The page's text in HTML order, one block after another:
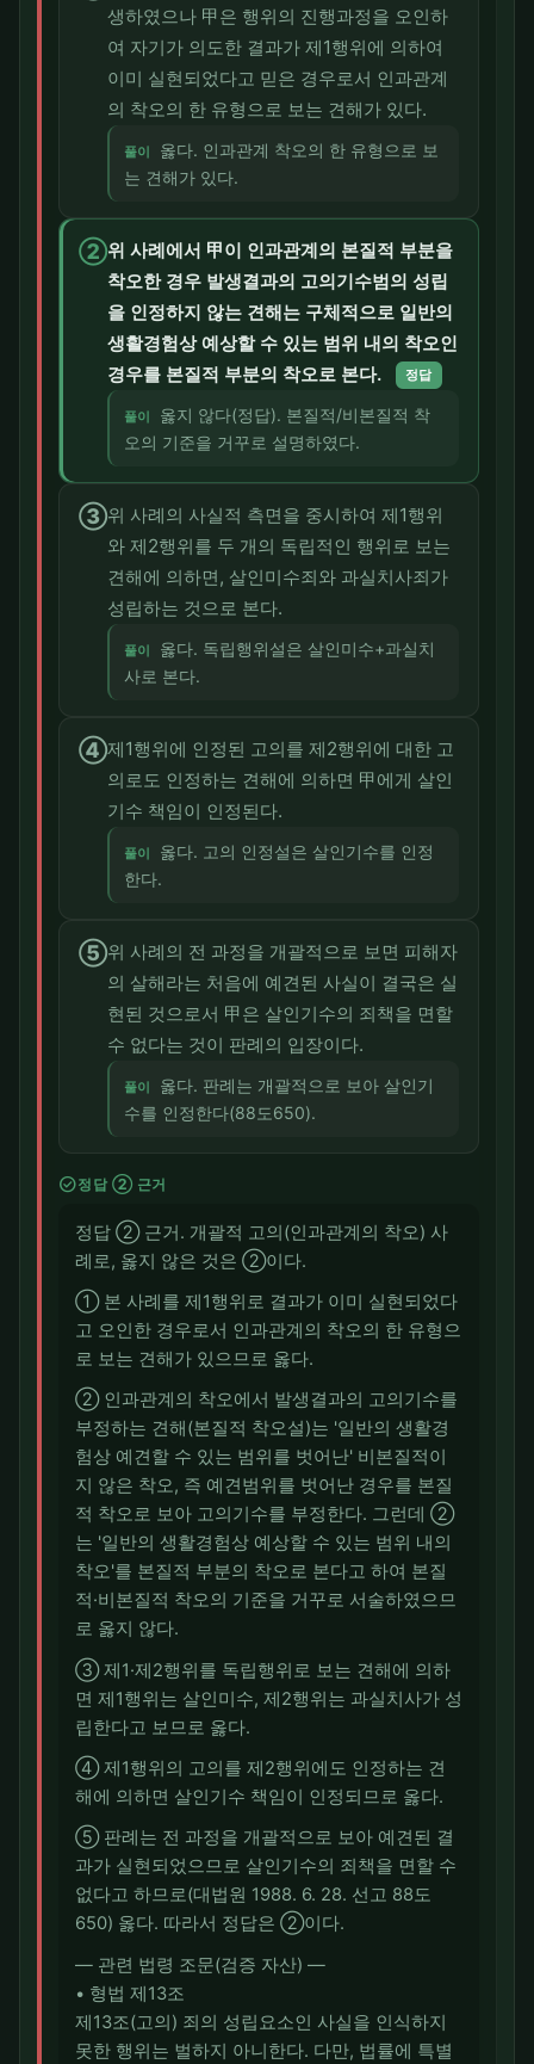
생하였으나 甲은 행위의 진행과정을 오인하
여 자기가 의도한 결과가 제1행위에 의하여
이미 실현되었다고 믿은 경우로서 인과관계
의 착오의 한 유형으로 보는 견해가 있다.
풀이
옳다. 인과관계 착오의 한 유형으로 보
는 견해가 있다.
②위 사례에서 甲이 인과관계의 본질적 부분을
착오한 경우 발생결과의 고의기수범의 성립
을 인정하지 않는 견해는 구체적으로 일반의
생활경험상 예상할 수 있는 범위 내의 착오인
경우를 본질적 부분의 착오로 본다.
정답
풀이
옳지 않다(정답). 본질적/비본질적 착
오의 기준을 거꾸로 설명하였다.
③위 사례의 사실적 측면을 중시하여 제1행위
와 제2행위를 두 개의 독립적인 행위로 보는
견해에 의하면, 살인미수죄와 과실치사죄가
성립하는 것으로 본다.
풀이
옳다. 독립행위설은 살인미수+과실치
사로 본다.
④제1행위에 인정된 고의를 제2행위에 대한 고
의로도 인정하는 견해에 의하면 甲에게 살인
기수 책임이 인정된다.
풀이
옳다. 고의 인정설은 살인기수를 인정
한다.
⑤위 사례의 전 과정을 개괄적으로 보면 피해자
의 살해라는 처음에 예견된 사실이 결국은 실
현된 것으로서 甲은 살인기수의 죄책을 면할
수 없다는 것이 판례의 입장이다.
풀이
옳다. 판례는 개괄적으로 보아 살인기
수를 인정한다(88도650).
check_circle정답 ② 근거
정답 ② 근거. 개괄적 고의(인과관계의 착오) 사
례로, 옳지 않은 것은 ②이다.
① 본 사례를 제1행위로 결과가 이미 실현되었다
고 오인한 경우로서 인과관계의 착오의 한 유형으
로 보는 견해가 있으므로 옳다.
② 인과관계의 착오에서 발생결과의 고의기수를
부정하는 견해(본질적 착오설)는 '일반의 생활경
험상 예견할 수 있는 범위를 벗어난' 비본질적이
지 않은 착오, 즉 예견범위를 벗어난 경우를 본질
적 착오로 보아 고의기수를 부정한다. 그런데 ②
는 '일반의 생활경험상 예상할 수 있는 범위 내의
착오'를 본질적 부분의 착오로 본다고 하여 본질
적·비본질적 착오의 기준을 거꾸로 서술하였으므
로 옳지 않다.
③ 제1·제2행위를 독립행위로 보는 견해에 의하
면 제1행위는 살인미수, 제2행위는 과실치사가 성
립한다고 보므로 옳다.
④ 제1행위의 고의를 제2행위에도 인정하는 견
해에 의하면 살인기수 책임이 인정되므로 옳다.
⑤ 판례는 전 과정을 개괄적으로 보아 예견된 결
과가 실현되었으므로 살인기수의 죄책을 면할 수
없다고 하므로(대법원 1988. 6. 28. 선고 88도
650) 옳다. 따라서 정답은 ②이다.
― 관련 법령 조문(검증 자산) ―
• 형법 제13조
제13조(고의) 죄의 성립요소인 사실을 인식하지
못한 행위는 벌하지 아니한다. 다만, 법률에 특별